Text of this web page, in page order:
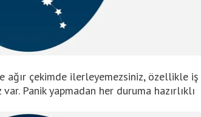
ağır çekimde ilerleyemezsiniz, özellikle iş
Panik yapmadan her duruma hazırlıklı